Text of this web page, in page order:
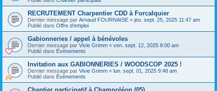
RECRUTEMENT Charpentier CDD à Forcalquier
Dernier message par Arnaud FOURNAISE « jeu. sept. 25, 2025 11:47 am
Publié dans Offre d'emploi
Gabionneries / appel à bénévoles
Dernier message par Vivie Grimm « ven. sept. 12, 2025 8:00 am
Publié dans Évènements
Invitation aux GABIONNERIES / WOODSCOP 2025 !
Dernier message par Vivie Grimm « lun. sept. 01, 2025 9:48 am
Publié dans Évènements
Chantier participatif à Champoléon (05)